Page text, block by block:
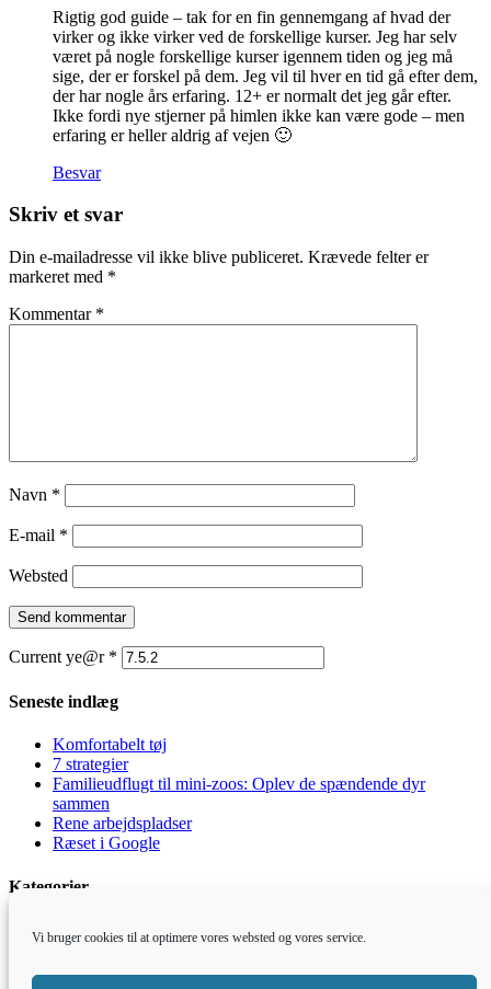
Rigtig god guide – tak for en fin gennemgang af hvad der
virker og ikke virker ved de forskellige kurser. Jeg har selv
været på nogle forskellige kurser igennem tiden og jeg må
sige, der er forskel på dem. Jeg vil til hver en tid gå efter dem,
der har nogle års erfaring. 12+ er normalt det jeg går efter.
Ikke fordi nye stjerner på himlen ikke kan være gode – men
erfaring er heller aldrig af vejen 🙂
Besvar
Skriv et svar
Din e-mailadresse vil ikke blive publiceret. Krævede felter er
markeret med *
Kommentar *
Navn *
E-mail *
Websted
Current ye@r *
Seneste indlæg
Komfortabelt tøj
7 strategier
Familieudflugt til mini-zoos: Oplev de spændende dyr
sammen
Rene arbejdspladser
Ræset i Google
Kategorier
Blandet
Børn & Familie
Vi bruger cookies til at optimere vores websted og vores service.